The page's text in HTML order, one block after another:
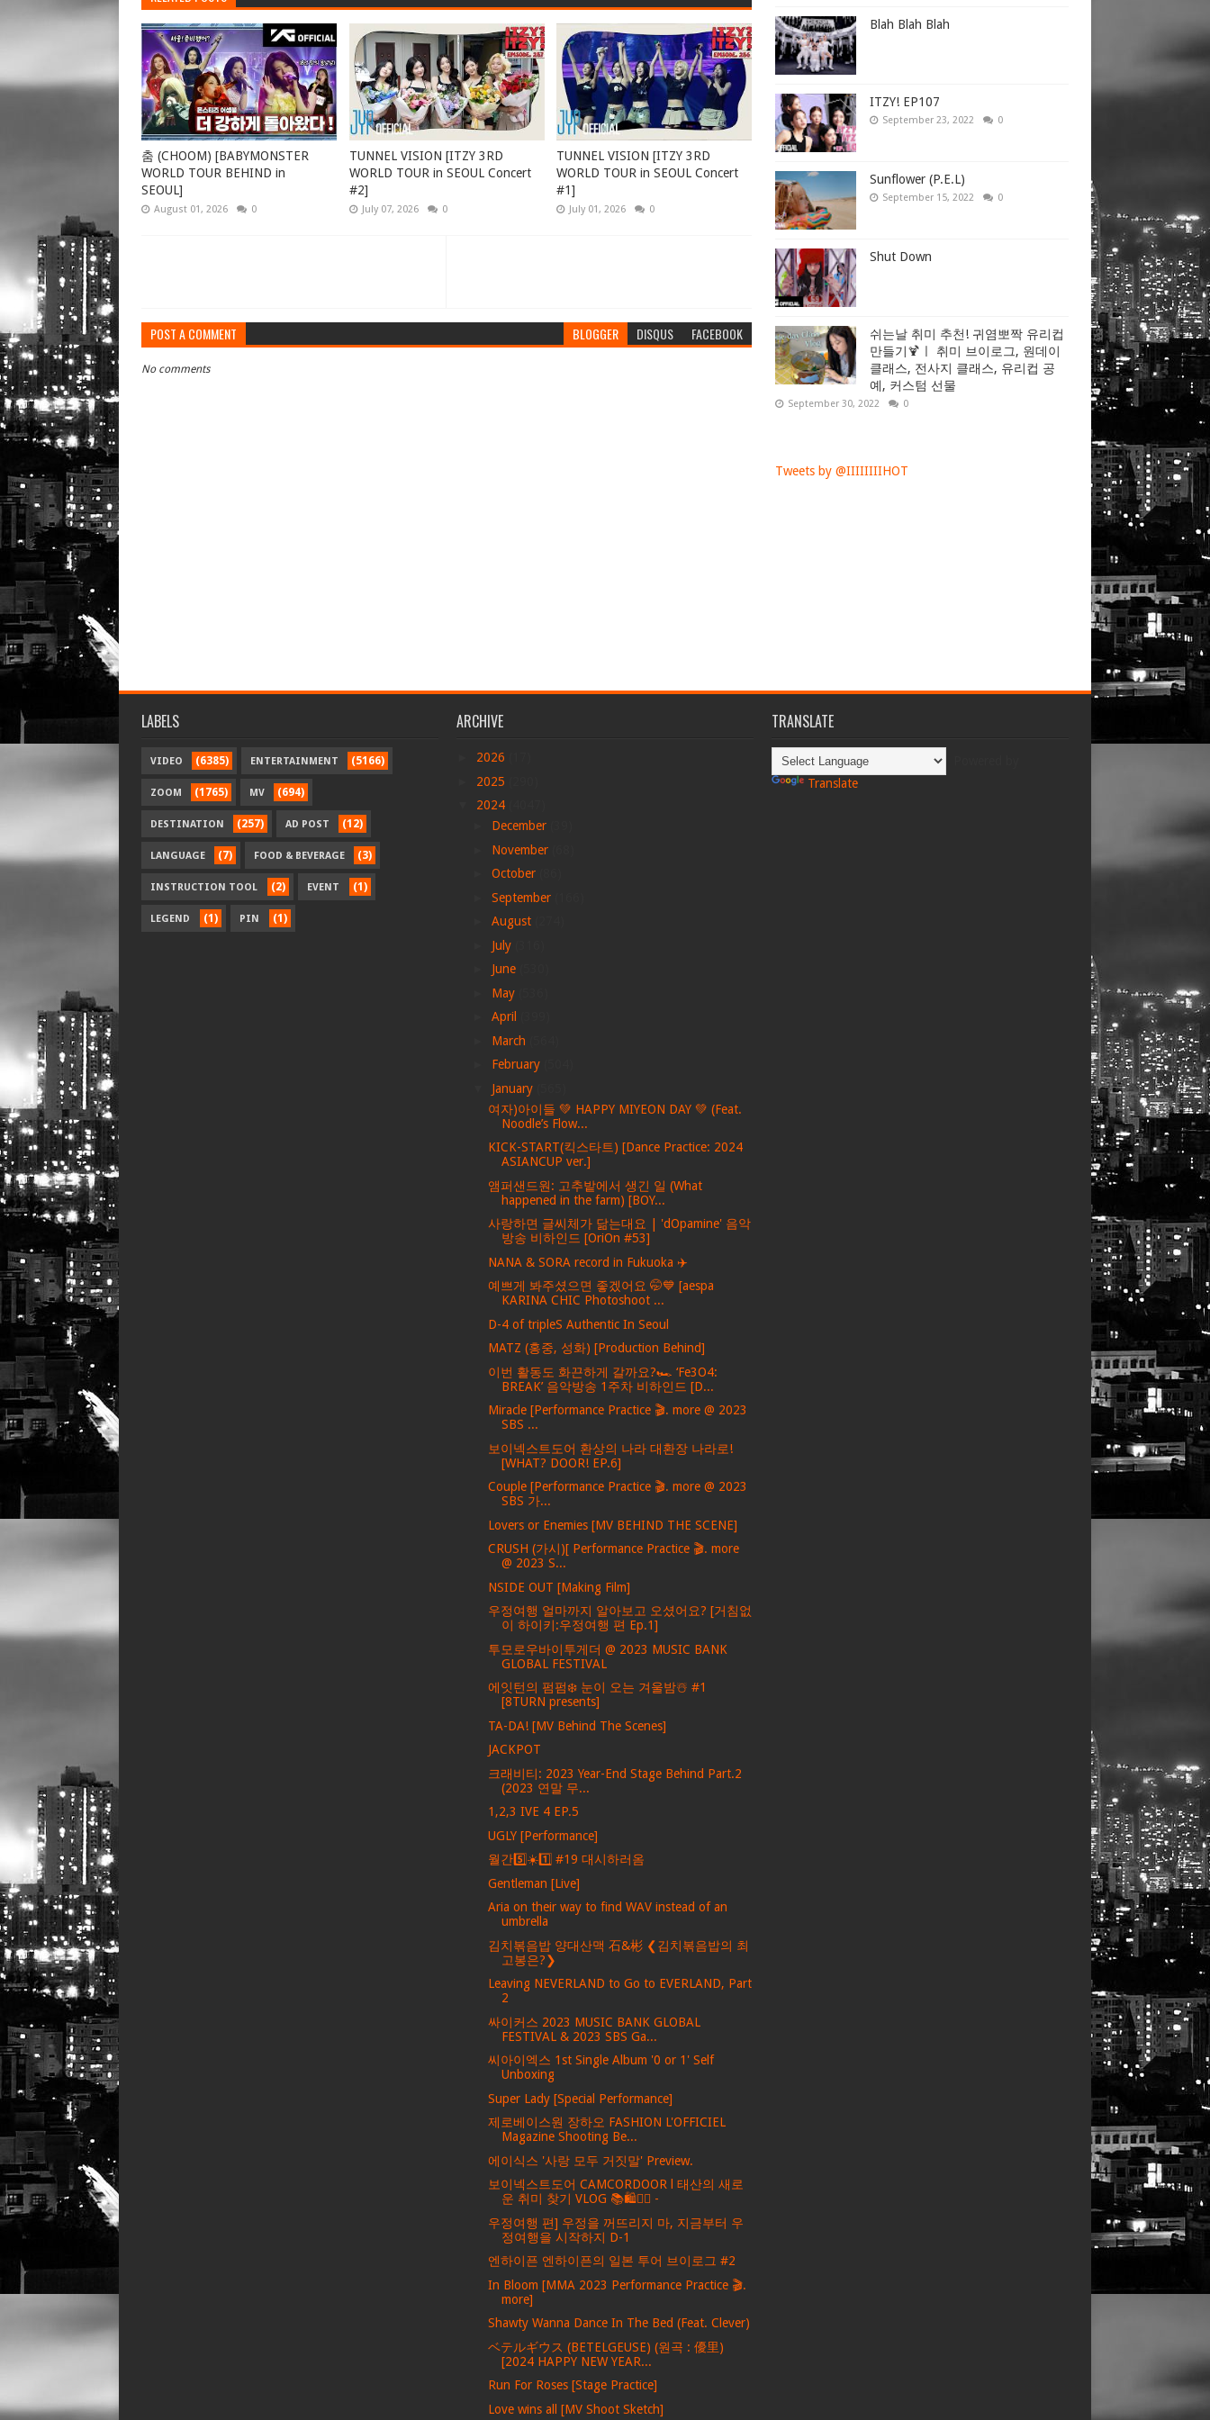
춤 (CHOOM) [BABYMONSTER
WORLD TOUR BEHIND in
SEOUL]
August 01, 2026 0
TUNNEL VISION [ITZY 3RD
WORLD TOUR in SEOUL Concert
#2]
July 07, 2026 0
TUNNEL VISION [ITZY 3RD
WORLD TOUR in SEOUL Concert
#1]
July 01, 2026 0
POST A COMMENT BLOGGER DISQUS FACEBOOK
No comments
Blah Blah Blah
ITZY! EP107
September 23, 2022 0
Sunflower (P.E.L)
September 15, 2022 0
Shut Down
쉬는날 취미 추천! 귀염뽀짝 유리컵
만들기🍹ㅣ 취미 브이로그, 원데이
클래스, 전사지 클래스, 유리컵 공
예, 커스텀 선물
September 30, 2022 0
Tweets by @IIIIIIIIHOT
LABELS
VIDEO (6385) ENTERTAINMENT (5166)
ZOOM (1765) MV (694)
DESTINATION (257) AD POST (12)
LANGUAGE (7) FOOD & BEVERAGE (3)
INSTRUCTION TOOL (2) EVENT (1)
LEGEND (1) PIN (1)
ARCHIVE
2026
2025
2024
December
November
October
September
August
July
June
May
April
March
February
January
여자)아이들 💚 HAPPY MIYEON DAY 💚 (Feat.
Noodle’s Flow...
KICK-START(킥스타트) [Dance Practice: 2024
ASIANCUP ver.]
앰퍼샌드원: 고추밭에서 생긴 일 (What
happened in the farm) [BOY...
사랑하면 글씨체가 닮는대요 | 'dOpamine' 음악
방송 비하인드 [OriOn #53]
NANA & SORA record in Fukuoka ✈️
예쁘게 봐주셨으면 좋겠어요 🤭💙 [aespa
KARINA CHIC Photoshoot ...
D-4 of tripleS Authentic In Seoul
MATZ (홍중, 성화) [Production Behind]
이번 활동도 화끈하게 갈까요?🏎 ‘Fe3O4:
BREAK’ 음악방송 1주차 비하인드 [D...
Miracle [Performance Practice 🎬. more @ 2023
SBS ...
보이넥스트도어 환상의 나라 대환장 나라로!
[WHAT? DOOR! EP.6]
Couple [Performance Practice 🎬. more @ 2023
SBS 가...
Lovers or Enemies [MV BEHIND THE SCENE]
CRUSH (가시)[ Performance Practice 🎬. more
@ 2023 S...
NSIDE OUT [Making Film]
우정여행 얼마까지 알아보고 오셨어요? [거침없
이 하이키:우정여행 편 Ep.1]
투모로우바이투게더 @ 2023 MUSIC BANK
GLOBAL FESTIVAL
에잇턴의 펌펌❄️ 눈이 오는 겨울밤☃️ #1
[8TURN presents]
TA-DA! [MV Behind The Scenes]
JACKPOT
크래비티: 2023 Year-End Stage Behind Part.2
(2023 연말 무...
1,2,3 IVE 4 EP.5
UGLY [Performance]
월간5️⃣☀️1️⃣ #19 대시하러옴
Gentleman [Live]
Aria on their way to find WAV instead of an
umbrella
김치볶음밥 양대산맥 石&彬 ❮김치볶음밥의 최
고봉은?❯
Leaving NEVERLAND to Go to EVERLAND, Part
2
싸이커스 2023 MUSIC BANK GLOBAL
FESTIVAL & 2023 SBS Ga...
씨아이엑스 1st Single Album '0 or 1' Self
Unboxing
Super Lady [Special Performance]
제로베이스원 장하오 FASHION L'OFFICIEL
Magazine Shooting Be...
에이식스 '사랑 모두 거짓말' Preview.
보이넥스트도어 CAMCORDOOR l 태산의 새로
운 취미 찾기 VLOG 📚🛍️🏄‍♂️ -
우정여행 편] 우정을 꺼뜨리지 마, 지금부터 우
정여행을 시작하지 D-1
엔하이픈 엔하이픈의 일본 투어 브이로그 #2
In Bloom [MMA 2023 Performance Practice 🎬.
more]
Shawty Wanna Dance In The Bed (Feat. Clever)
ベテルギウス (BETELGEUSE) (원곡 : 優里)
[2024 HAPPY NEW YEAR...
Run For Roses [Stage Practice]
Love wins all [MV Shoot Sketch]
TRANSLATE
Translate